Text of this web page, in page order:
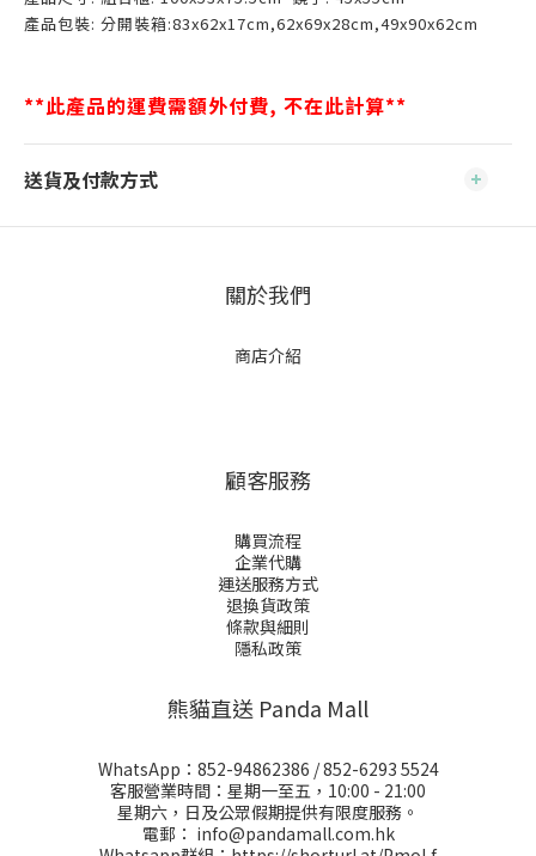
產品包裝: 分開裝箱:83x62x17cm,62x69x28cm,49x90x62cm
**此產品的運費需額外付費, 不在此計算**
送貨及付款方式
關於我們
商店介紹
顧客服務
購買流程
企業代購
運送服務方式
退換貨政策
條款與細則
隱私政策
熊貓直送 Panda Mall
WhatsApp： 852-94862386 /852-6293 5524
客服營業時間：星期一至五，10:00 - 21:00
星期六，日及公眾假期提供有限度服務。
電郵： info@pandamall.com.hk